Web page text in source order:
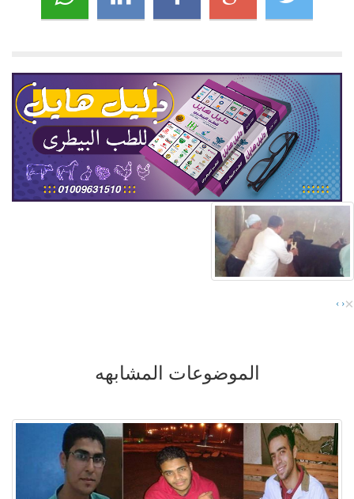
‹
› ×
الموضوعات المشابهه